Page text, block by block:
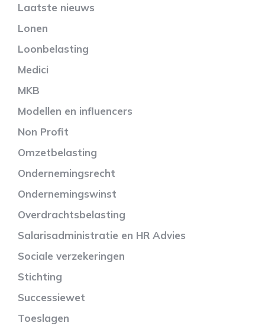
Laatste nieuws
Lonen
Loonbelasting
Medici
MKB
Modellen en influencers
Non Profit
Omzetbelasting
Ondernemingsrecht
Ondernemingswinst
Overdrachtsbelasting
Salarisadministratie en HR Advies
Sociale verzekeringen
Stichting
Successiewet
Toeslagen